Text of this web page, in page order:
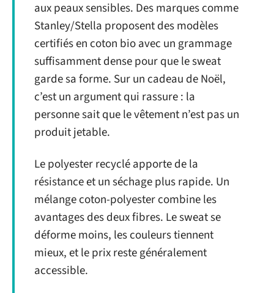
aux peaux sensibles. Des marques comme
Stanley/Stella proposent des modèles
certifiés en coton bio avec un grammage
suffisamment dense pour que le sweat
garde sa forme. Sur un cadeau de Noël,
c’est un argument qui rassure : la
personne sait que le vêtement n’est pas un
produit jetable.
Le polyester recyclé apporte de la
résistance et un séchage plus rapide. Un
mélange coton-polyester combine les
avantages des deux fibres. Le sweat se
déforme moins, les couleurs tiennent
mieux, et le prix reste généralement
accessible.